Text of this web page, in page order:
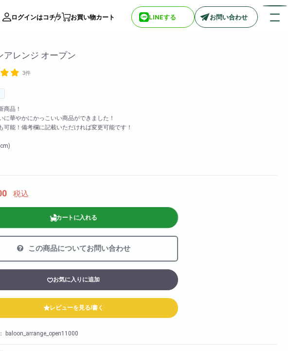
ログインはコチラ お買い物カート LINEする お問い合わせ
ー
スタ
> biotop 北新地店
> biotop 阪神尼崎店
お買い物カート
06-6313-8787
Fax:06-6313-9393
アレンジ オープン
3件
商品！
に華やかにかっこいい商品ができました！
可能！備考欄に記載いただければ変更可能です！
税込
カートに入れる
この商品についてお問い合わせ
お気に入りに追加
レビューを見る/書く
baloon_arrange_open11000